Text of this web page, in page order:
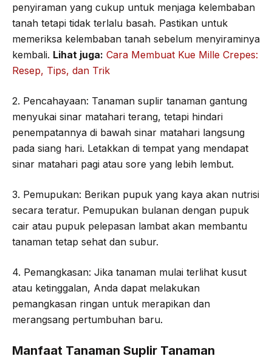
penyiraman yang cukup untuk menjaga kelembaban
tanah tetapi tidak terlalu basah. Pastikan untuk
memeriksa kelembaban tanah sebelum menyiraminya
kembali. Lihat juga: Cara Membuat Kue Mille Crepes:
Resep, Tips, dan Trik
2. Pencahayaan: Tanaman suplir tanaman gantung
menyukai sinar matahari terang, tetapi hindari
penempatannya di bawah sinar matahari langsung
pada siang hari. Letakkan di tempat yang mendapat
sinar matahari pagi atau sore yang lebih lembut.
3. Pemupukan: Berikan pupuk yang kaya akan nutrisi
secara teratur. Pemupukan bulanan dengan pupuk
cair atau pupuk pelepasan lambat akan membantu
tanaman tetap sehat dan subur.
4. Pemangkasan: Jika tanaman mulai terlihat kusut
atau ketinggalan, Anda dapat melakukan
pemangkasan ringan untuk merapikan dan
merangsang pertumbuhan baru.
Manfaat Tanaman Suplir Tanaman